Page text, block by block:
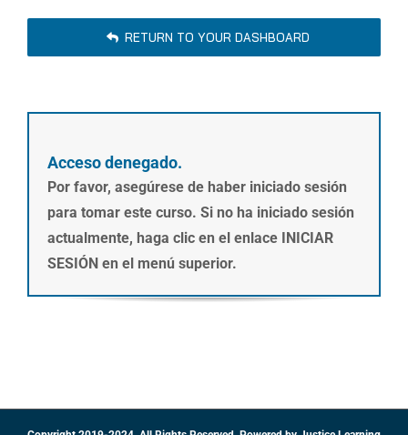
Acceso denegado.
Por favor, asegúrese de haber iniciado sesión
para tomar este curso. Si no ha iniciado sesión
actualmente, haga clic en el enlace INICIAR
SESIÓN en el menú superior.
Velocidad
RETURN TO YOUR DASHBOARD